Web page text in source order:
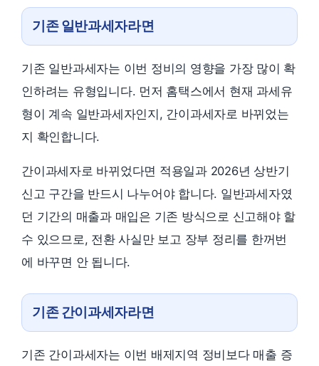
기존 일반과세자라면
기존 일반과세자는 이번 정비의 영향을 가장 많이 확
인하려는 유형입니다. 먼저 홈택스에서 현재 과세유
형이 계속 일반과세자인지, 간이과세자로 바뀌었는
지 확인합니다.
간이과세자로 바뀌었다면 적용일과 2026년 상반기
신고 구간을 반드시 나누어야 합니다. 일반과세자였
던 기간의 매출과 매입은 기존 방식으로 신고해야 할
수 있으므로, 전환 사실만 보고 장부 정리를 한꺼번
에 바꾸면 안 됩니다.
기존 간이과세자라면
기존 간이과세자는 이번 배제지역 정비보다 매출 증